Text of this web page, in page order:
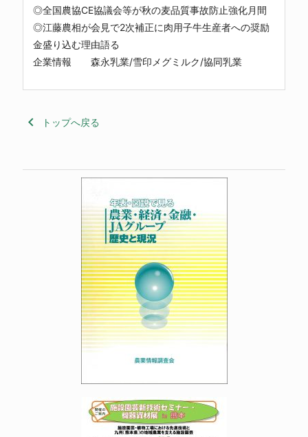
◎全国農協CE協議会等が秋の麦品質事故防止強化月間
◎江藤農相が会見で2次補正に肉用子牛生産者への奨励
金盛り込む理由語る
企業情報 森永乳業/雪印メグミルク/協同乳業
keyboard_arrow_left トップへ戻る